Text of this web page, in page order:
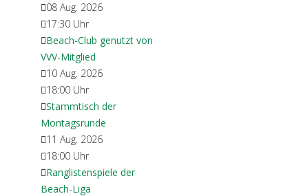
08 Aug. 2026
17:30 Uhr
Beach-Club genutzt von
VVV-Mitglied
10 Aug. 2026
18:00 Uhr
Stammtisch der
Montagsrunde
11 Aug. 2026
18:00 Uhr
Ranglistenspiele der
Beach-Liga